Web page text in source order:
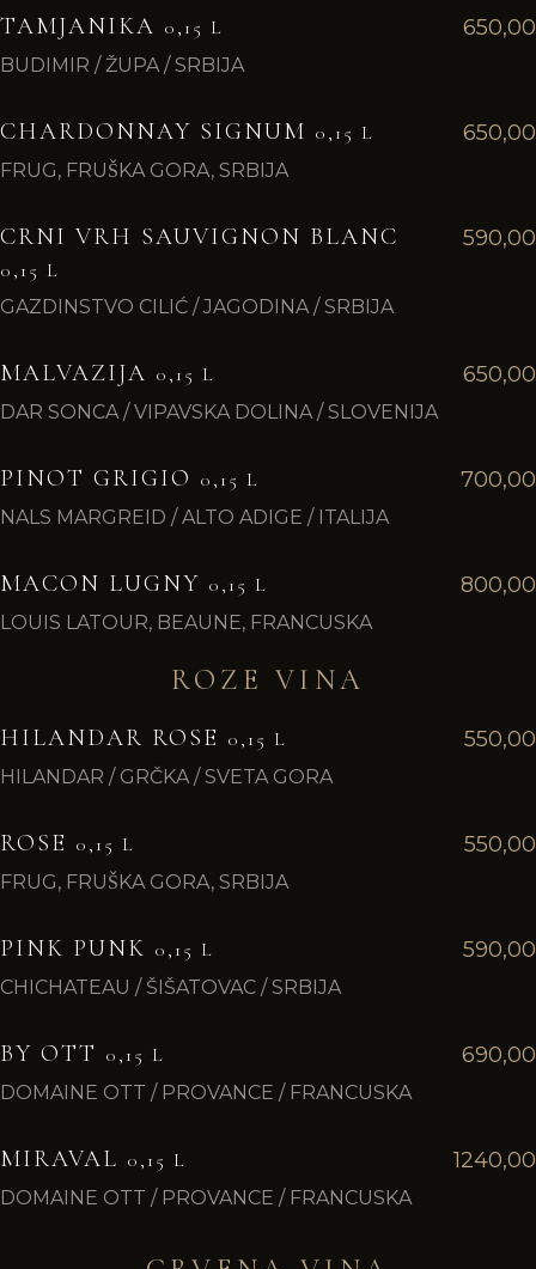
TAMJANIKA 0,15 L 650,00
BUDIMIR / ŽUPA / SRBIJA
CHARDONNAY SIGNUM 0,15 L 650,00
FRUG, FRUŠKA GORA, SRBIJA
CRNI VRH SAUVIGNON BLANC
0,15 L
590,00
GAZDINSTVO CILIĆ / JAGODINA / SRBIJA
MALVAZIJA 0,15 L 650,00
DAR SONCA / VIPAVSKA DOLINA / SLOVENIJA
PINOT GRIGIO 0,15 L 700,00
NALS MARGREID / ALTO ADIGE / ITALIJA
MACON LUGNY 0,15 L 800,00
LOUIS LATOUR, BEAUNE, FRANCUSKA
ROZE VINA
HILANDAR ROSE 0,15 L 550,00
HILANDAR / GRČKA / SVETA GORA
ROSE 0,15 L 550,00
FRUG, FRUŠKA GORA, SRBIJA
PINK PUNK 0,15 L 590,00
CHICHATEAU / ŠIŠATOVAC / SRBIJA
BY OTT 0,15 L 690,00
DOMAINE OTT / PROVANCE / FRANCUSKA
MIRAVAL 0,15 L 1240,00
DOMAINE OTT / PROVANCE / FRANCUSKA